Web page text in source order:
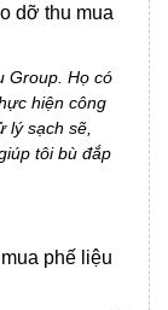
dỡ thu mua
Group. Họ có
hiện công
lý sạch sẽ,
tôi bù đắp
phế liệu